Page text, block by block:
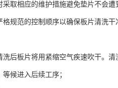
取相应的维护措施避免垫片不会遭
规范的控制顺序以确保板片清洗
后板片将用紧缩空气疾速吹干。清
候进入后续工序；